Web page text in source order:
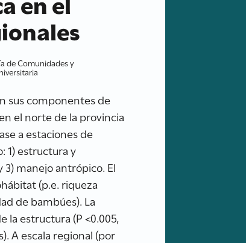
de Comunidades y
sus componentes de
el norte de la provincia
a estaciones de
1) estructura y
3) manejo antrópico. El
(p.e. riqueza
de bambúes). La
la estructura (P <0.005,
A escala regional (por